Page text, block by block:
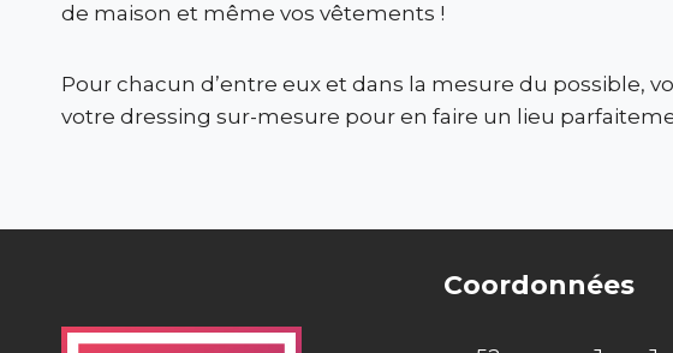
de maison et même vos vêtements !
Pour chacun d’entre eux et dans la mesure du possible,
votre dressing sur-mesure pour en faire un lieu
Coordonnées